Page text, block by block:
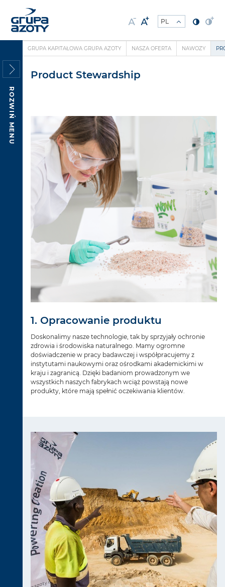
ROZWIŃ MENU
GRUPA KAPITAŁOWA GRUPA AZOTY NASZA OFERTA NAWOZY
Product Stewardship
1. Opracowanie produktu
Doskonalimy nasze technologie, tak by sprzyjały ochronie
zdrowia i środowiska naturalnego. Mamy ogromne
doświadczenie w pracy badawczej i współpracujemy z
instytutami naukowymi oraz ośrodkami akademickimi w
kraju i zagranicą. Dzięki badaniom prowadzonym we
wszystkich naszych fabrykach wciąż powstają nowe
produkty, które mają spełnić oczekiwania klientów.